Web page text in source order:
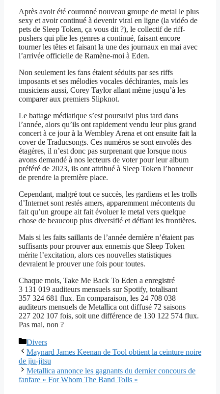
Après avoir été couronné nouveau groupe de metal le plus
sexy et avoir continué à devenir viral en ligne (la vidéo de
pets de Sleep Token, ça vous dit ?), le collectif de riff-
pushers qui plie les genres a continué, faisant encore
tourner les têtes et faisant la une des journaux en mai avec
l’arrivée officielle de Ramène-moi à Eden.
Non seulement les fans étaient séduits par ses riffs
imposants et ses mélodies vocales déchirantes, mais les
musiciens aussi, Corey Taylor allant même jusqu’à les
comparer aux premiers Slipknot.
Le battage médiatique s’est poursuivi plus tard dans
l’année, alors qu’ils ont rapidement vendu leur plus grand
concert à ce jour à la Wembley Arena et ont ensuite fait la
cover de Traducsongs. Ces numéros se sont envolés des
étagères, il n’est donc pas surprenant que lorsque nous
avons demandé à nos lecteurs de voter pour leur album
préféré de 2023, ils ont attribué à Sleep Token l’honneur
de prendre la première place.
Cependant, malgré tout ce succès, les gardiens et les trolls
d’Internet sont restés amers, apparemment mécontents du
fait qu’un groupe ait fait évoluer le metal vers quelque
chose de beaucoup plus diversifié et défiant les frontières.
Mais si les faits saillants de l’année dernière n’étaient pas
suffisants pour prouver aux ennemis que Sleep Token
mérite l’excitation, alors ces nouvelles statistiques
devraient le prouver une fois pour toutes.
Chaque mois, Take Me Back To Eden a enregistré
3 131 019 auditeurs mensuels sur Spotify, totalisant
357 324 681 flux. En comparaison, les 24 708 038
auditeurs mensuels de Metallica ont diffusé 72 saisons
227 202 107 fois, soit une différence de 130 122 574 flux.
Pas mal, non ?
Catégories
Divers
Maynard James Keenan de Tool obtient la ceinture noire
de jiu-jitsu
Metallica annonce les gagnants du dernier concours de
fanfare « For Whom The Band Tolls »